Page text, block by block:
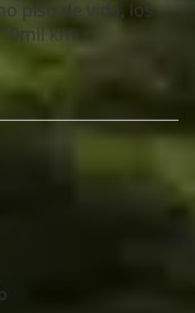
piso de vida, los
km.